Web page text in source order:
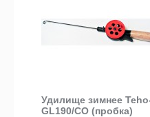
Удилище зимнее
GL190/CO (пробка)